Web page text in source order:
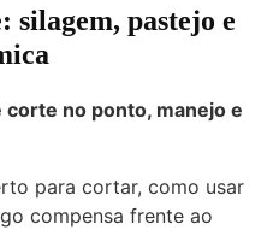
silagem, pastejo e
no ponto, manejo e
para cortar, como usar
compensa frente ao